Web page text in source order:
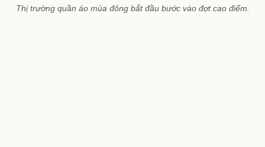
Thị trường quần áo mùa đông bắt đầu bước vào đợt cao điểm.